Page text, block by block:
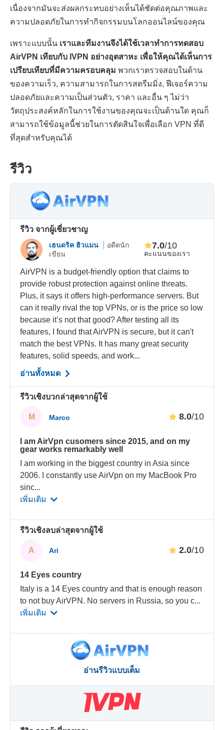
เนื่องจากมันจะส่งผลกระทบอย่างเห็นได้ชัดต่อคุณภาพและ
ความปลอดภัยในการทำกิจกรรมบนโลกออนไลน์ของคุณ
เพราะแบบนั้น เราและทีมงานจึงได้ใช้เวลาทำการทดสอบ
AirVPN เทียบกับ IVPN อย่างอุตสาหะ เพื่อให้คุณได้เห็นการ
เปรียบเทียบที่มีความครอบคลุม พวกเราตรวจสอบในด้าน
ของความเร็ว, ความสามารถในการสตรีมมิ่ง, ฟีเจอร์ความ
ปลอดภัยและความเป็นส่วนตัว, ราคา และอื่น ๆ ไม่ว่า
วัตถุประสงค์หลักในการใช้งานของคุณจะเป็นด้านใด คุณก็
สามารถใช้ข้อมูลนี้ช่วยในการตัดสินใจเพื่อเลือก VPN ที่ดี
ที่สุดสำหรับคุณได้
รีวิว
รีวิว จากผู้เชี่ยวชาญ
เฮนดริค ฮิวแมน
อดีตนัก
เขียน
คะแนนของเรา
7.0/10
AirVPN is a budget-friendly option that claims to
provide robust protection against online threats.
Plus, it says it offers high-performance servers. But
can it really rival the top VPNs, or is the price so low
because it’s not that good? After testing all its
features, I found that AirVPN is secure, but it can't
match the best VPNs. It has many great security
features, solid speeds, and work...
อ่านทั้งหมด
รีวิวเชิงบวกล่าสุดจากผู้ใช้
M Marco 8.0/10
I am AirVpn cusomers since 2015, and on my
gear works remarkably well
I am working in the biggest country in Asia since
2006. I constantly use AirVpn on my MacBook Pro
sinc...
เพิ่มเติม
รีวิวเชิงลบล่าสุดจากผู้ใช้
A Ari 2.0/10
14 Eyes country
Italy is a 14 Eyes country and that is enough reason
to not buy AirVPN. No servers in Russia, so you c...
เพิ่มเติม
อ่านรีวิวแบบเต็ม